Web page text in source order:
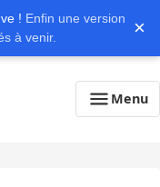
! Enfin une version
à venir.
×
Menu